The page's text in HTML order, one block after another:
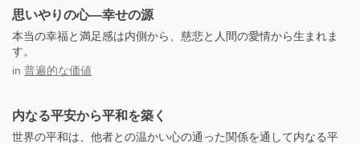
思いやりの心―幸せの源
本当の幸福と満足感は内側から、慈悲と人間の愛情から生まれま
す。
in 普遍的な価値
内なる平安から平和を築く
世界の平和は、他者との温かい心の通った関係を通して内なる平